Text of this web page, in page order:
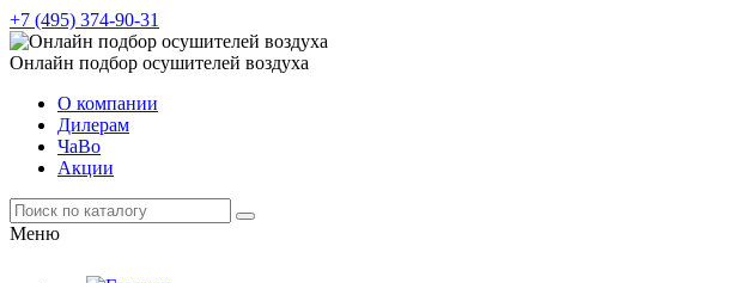
+7 (495) 374-90-31
Онлайн подбор осушителей воздуха
О компании
Дилерам
ЧаВо
Акции
Меню